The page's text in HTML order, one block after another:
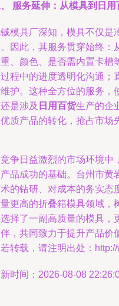
服务延伸：从模具到日
模具厂深知，模具不仅是
因此，其服务贯穿始终：
、颜色、是否需内置卡槽
程中的进度透明化沟通；
护。这种全方位的服务，
是涉及 日用百货生产的企
质产品的转化，抢占市场
争日益激烈的市场环境中
品成功的基础。台州市黄
的钻研、对成本的务实态
更高的折叠箱模具领域，
择了一副高质量的模具，
，共同致力于提升产品价
转载，请注明出处：
时间：2026-08-08